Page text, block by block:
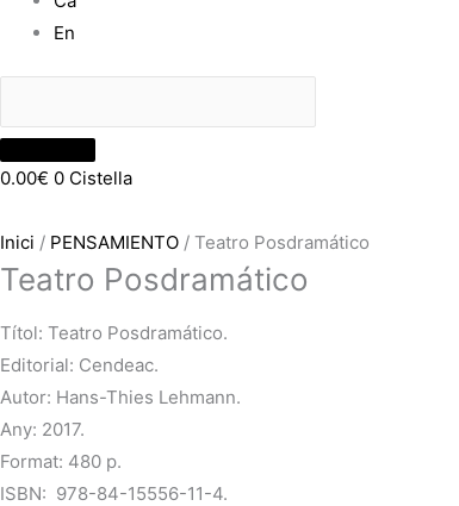
En
0.00€ 0 Cistella
Inici / PENSAMIENTO / Teatro Posdramático
Teatro Posdramático
Títol: Teatro Posdramático.
Editorial: Cendeac.
Autor: Hans-Thies Lehmann.
Any: 2017.
Format: 480 p.
ISBN: 978-84-15556-11-4.